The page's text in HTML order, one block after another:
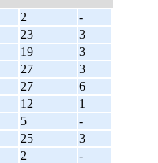
2
-
23
3
19
3
27
3
27
6
12
1
5
-
25
3
2
-